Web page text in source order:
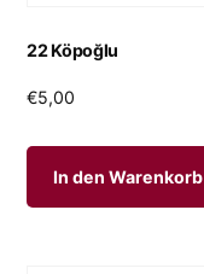
22 Köpoğlu
€5,00
In den Warenkorb